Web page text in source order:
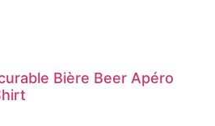
Bière Beer Apéro